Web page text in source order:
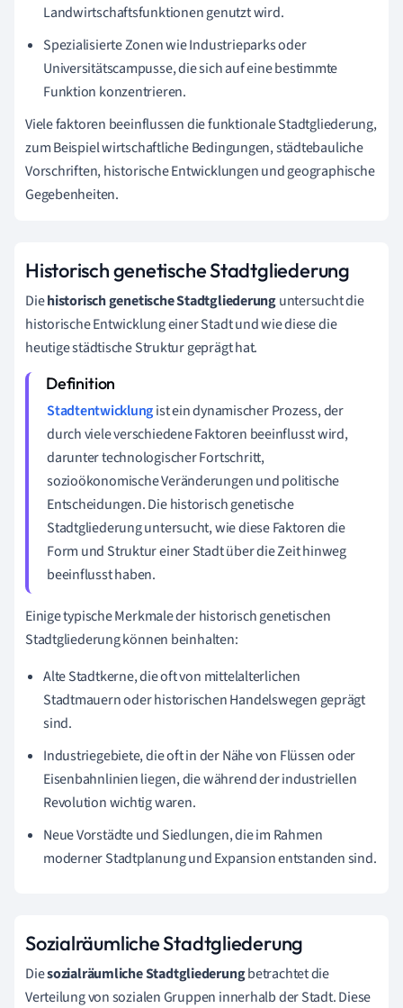
Landwirtschaftsfunktionen genutzt wird.
Spezialisierte Zonen wie Industrieparks oder
Universitätscampusse, die sich auf eine bestimmte
Funktion konzentrieren.
Viele faktoren beeinflussen die funktionale Stadtgliederung,
zum Beispiel wirtschaftliche Bedingungen, städtebauliche
Vorschriften, historische Entwicklungen und geographische
Gegebenheiten.
Historisch genetische Stadtgliederung
Diehistorisch genetische Stadtgliederunguntersucht die
historische Entwicklung einer Stadt und wie diese die
heutige städtische Struktur geprägt hat.
Stadtentwicklungist ein dynamischer Prozess, der
durch viele verschiedene Faktoren beeinflusst wird,
darunter technologischer Fortschritt,
sozioökonomische Veränderungen und politische
Entscheidungen. Die historisch genetische
Stadtgliederung untersucht, wie diese Faktoren die
Form und Struktur einer Stadt über die Zeit hinweg
beeinflusst haben.
Einige typische Merkmale der historisch genetischen
Stadtgliederung können beinhalten:
Alte Stadtkerne, die oft von mittelalterlichen
Stadtmauern oder historischen Handelswegen geprägt
sind.
Industriegebiete, die oft in der Nähe von Flüssen oder
Eisenbahnlinien liegen, die während der industriellen
Revolution wichtig waren.
Neue Vorstädte und Siedlungen, die im Rahmen
moderner Stadtplanung und Expansion entstanden sind.
Sozialräumliche Stadtgliederung
Diesozialräumliche Stadtgliederungbetrachtet die
Verteilung von sozialen Gruppen innerhalb der Stadt. Diese